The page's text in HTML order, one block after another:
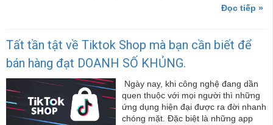
Đọc tiếp »
Tất tần tật về Tiktok Shop mà bạn cần biết để
bán hàng đạt DOANH SỐ KHỦNG.
Ngày nay, khi công nghệ đang dần
quen thuộc với mọi người thì những
ứng dụng hiện đại được ra đời nhanh
chóng mặt. Đặc biệt là những app